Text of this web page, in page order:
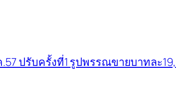
ปรับครั้งที่1 รูปพรรณขายบาทละ